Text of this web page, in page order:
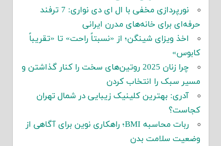
نورپردازی مخفی با ال ای دی نواری: 7 ترفند
حرفه‌ای برای خانه‌های مدرن ایرانی
اخذ ویزای شینگن؛ از «نسبتاً راحت» تا «تقریباً
کابوس»
چرا زنان 2025 روتین‌های سخت را کنار گذاشتن و
مسیر سبک را انتخاب کردن
آدری: بهترین کلینیک زیبایی در شمال تهران
کجاست؟
ربات محاسبه BMI؛ راهکاری نوین برای آگاهی از
وضعیت سلامت بدن